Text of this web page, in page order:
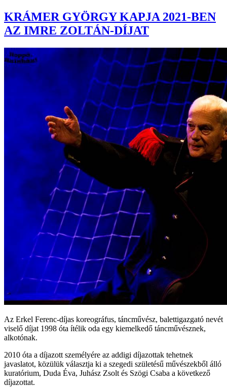
KRÁMER GYÖRGY KAPJA 2021-BEN
AZ IMRE ZOLTÁN-DÍJAT
Az Erkel Ferenc-díjas koreográfus, táncművész, balettigazgató nevét
viselő díjat 1998 óta ítélik oda egy kiemelkedő táncművésznek,
alkotónak.
2010 óta a díjazott személyére az addigi díjazottak tehetnek
javaslatot, közülük választja ki a szegedi születésű művészekből álló
kuratórium, Duda Éva, Juhász Zsolt és Szögi Csaba a következő
díjazottat.